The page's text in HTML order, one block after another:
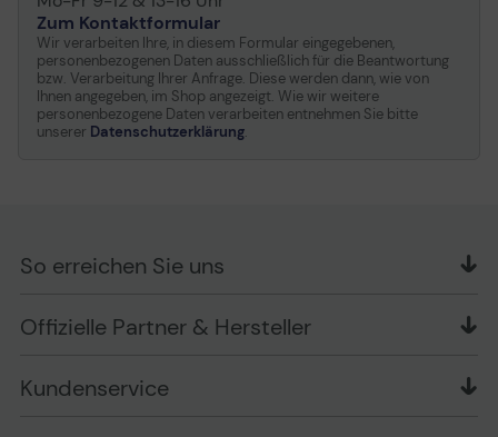
Zum Kontaktformular
Wir verarbeiten Ihre, in diesem Formular eingegebenen,
personenbezogenen Daten ausschließlich für die Beantwortung
bzw. Verarbeitung Ihrer Anfrage. Diese werden dann, wie von
Ihnen angegeben, im Shop angezeigt. Wie wir weitere
personenbezogene Daten verarbeiten entnehmen Sie bitte
unserer Datenschutzerklärung.
Offizielle Partner & Hersteller
Kundenservice
So erreichen Sie uns
Schlesierring 35
Telefon: +49 (0) 2542 / 9558250